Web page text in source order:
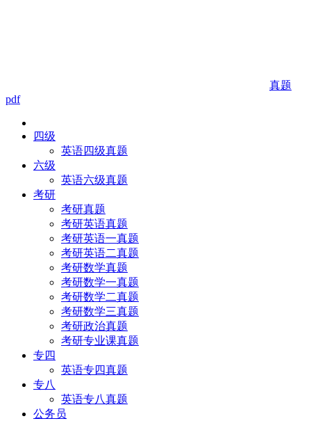
真题
pdf
四级
英语四级真题
六级
英语六级真题
考研
考研真题
考研英语真题
考研英语一真题
考研英语二真题
考研数学真题
考研数学一真题
考研数学二真题
考研数学三真题
考研政治真题
考研专业课真题
专四
英语专四真题
专八
英语专八真题
公务员